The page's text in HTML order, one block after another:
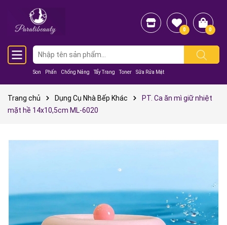
Son Phấn Chống Nắng Tẩy Trang Toner Sữa Rửa Mặt
0 0
Trang chủ Dụng Cụ Nhà Bếp Khác
PT. Ca ăn mì giữ nhiệt
mặt hề 14x10,5cm ML-6020